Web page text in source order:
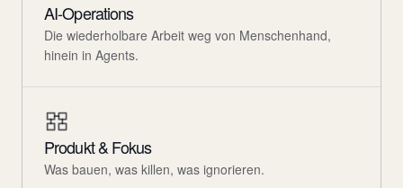
AI-Operations
Die wiederholbare Arbeit weg von Menschenhand,
hinein in Agents.
Produkt & Fokus
Was bauen, was killen, was ignorieren.